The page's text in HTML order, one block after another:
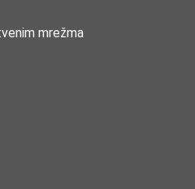
mrežma